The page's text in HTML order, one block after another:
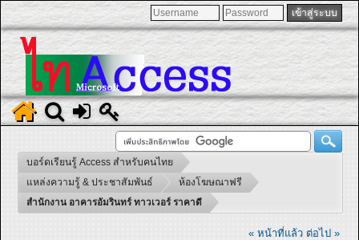
บอร์ดเรียนรู้ Access สำหรับคนไทย
แหล่งความรู้ & ประชาสัมพันธ์
ห้องโฆษณาฟรี
สำนักงาน อาคารอัมรินทร์ ทาวเวอร์ ราคาดี
« หน้าที่แล้ว ต่อไป »